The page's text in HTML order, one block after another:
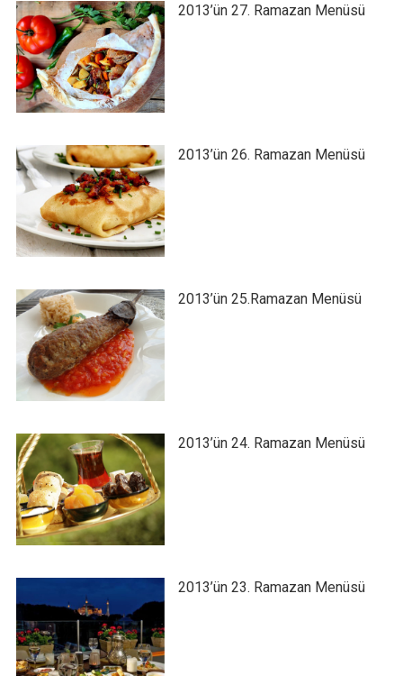
2013’ün 27. Ramazan Menüsü
2013’ün 26. Ramazan Menüsü
2013’ün 25.Ramazan Menüsü
2013’ün 24. Ramazan Menüsü
2013’ün 23. Ramazan Menüsü